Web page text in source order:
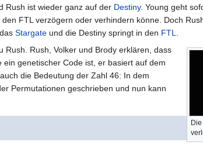
Rush ist wieder ganz auf der Destiny. Young geht
FTL verzögern oder verhindern könne. Doch
Stargateund die Destiny springt in den FTL.
Rush, Volker und Brody erklären, dass
genetischer Code ist, er basiert auf dem
die Bedeutung der Zahl 46: In dem
Permutationen geschrieben und nun kann